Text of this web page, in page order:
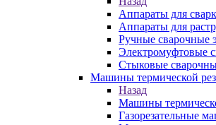
Аппараты для
Аппараты для
Ручные сварочные
Электромуфтовые
Стыковые
Машины термической
Назад
Машины
Газорезательные